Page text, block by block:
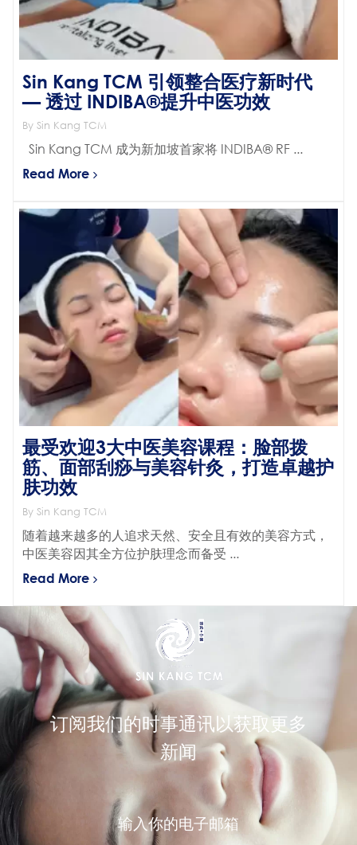
Sin Kang TCM 引领整合医疗新时代
— 透过 INDIBA®提升中医功效
By Sin Kang TCM
Sin Kang TCM 成为新加坡首家将 INDIBA® RF ...
Read More
最受欢迎3大中医美容课程：脸部拨
筋、面部刮痧与美容针灸，打造卓越护
肤功效
By Sin Kang TCM
随着越来越多的人追求天然、安全且有效的美容方式，
中医美容因其全方位护肤理念而备受 ...
Read More
订阅我们的时事通讯以获取更多
新闻